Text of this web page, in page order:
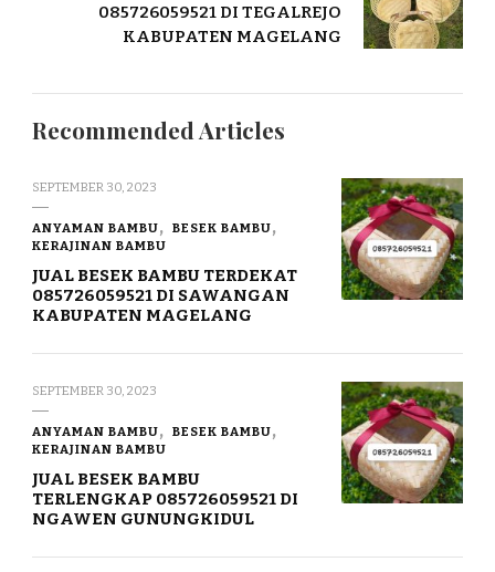
085726059521 DI TEGALREJO
KABUPATEN MAGELANG
Recommended Articles
SEPTEMBER 30, 2023
ANYAMAN BAMBU
BESEK BAMBU
KERAJINAN BAMBU
JUAL BESEK BAMBU TERDEKAT
085726059521 DI SAWANGAN
KABUPATEN MAGELANG
SEPTEMBER 30, 2023
ANYAMAN BAMBU
BESEK BAMBU
KERAJINAN BAMBU
JUAL BESEK BAMBU
TERLENGKAP 085726059521 DI
NGAWEN GUNUNGKIDUL